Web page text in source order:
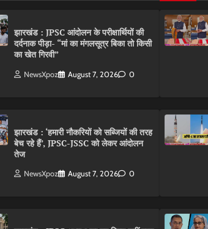
झारखंड : JPSC आंदोलन के परीक्षार्थियों की
दर्दनाक पीड़ा- “मां का मंगलसूत्र बिका तो किसी
का खेत गिरवी”
NewsXpoz August 7, 2026 0
झारखंड : ‘हमारी नौकरियों को सब्जियों की तरह
बेच रहे हैं’, JPSC-JSSC को लेकर आंदोलन
तेज
NewsXpoz August 7, 2026 0